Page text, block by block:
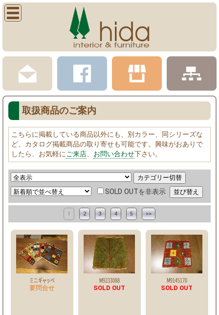
取扱商品のご案内
こちらに掲載している商品以外にも、別カラー、同シリーズな
ど、カタログ掲載商品の取り寄せも可能です。興味がおありで
したら、お気軽にご来店、 お問い合わせ下さい。
SOLD OUTを非表示
1 2 3 4 5 >>
ミニギャッベ
要問合せ
M9233088
SOLD OUT
M9145170
SOLD OUT